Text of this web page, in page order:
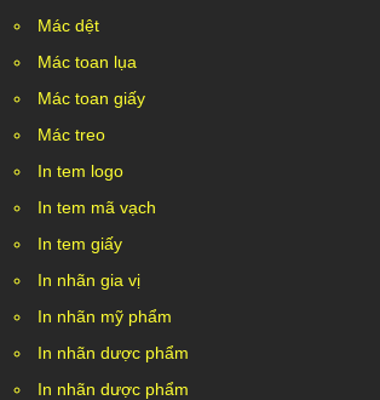
Mác dệt
Mác toan lụa
Mác toan giấy
Mác treo
In tem logo
In tem mã vạch
In tem giấy
In nhãn gia vị
In nhãn mỹ phẩm
In nhãn dược phẩm
In nhãn dược phẩm